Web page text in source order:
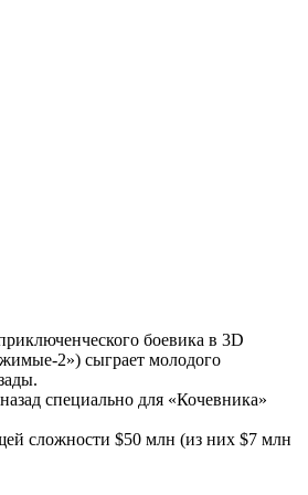
боевика в 3D
2») сыграет молодого
специально для «Кочевника»
сложности $50 млн (из них $7 млн